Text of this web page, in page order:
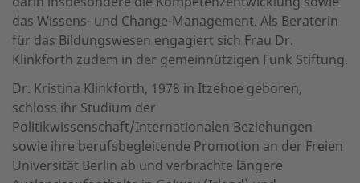
das Wissens- und Change-Management. Als Beraterin
für das Bildungswesen engagiert sich Frau Dr.
Klinkforth zudem in der gemeinnützigen Funk Stiftung.
Dr. Kristina Klinkforth, 1978 in Itzehoe geboren,
schloss ihr Studium der
Politikwissenschaft/Internationalen Beziehungen
sowie ihre berufsbegleitende Promotion an der Freien
Universität Berlin ab und verbrachte längere